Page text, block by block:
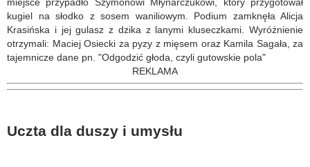
kugiel na słodko z sosem waniliowym. Podium zamknęła Alicja
Krasińska i jej gulasz z dzika z lanymi kluseczkami. Wyróżnienie
otrzymali: Maciej Osiecki za pyzy z mięsem oraz Kamila Sagała, za
tajemnicze dane pn. "Odgodzić głoda, czyli gutowskie pola"
REKLAMA
Uczta dla duszy i umysłu